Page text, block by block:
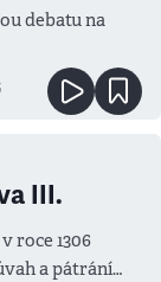
debatu na
III.
a pátrání